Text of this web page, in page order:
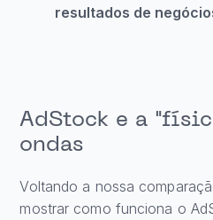
resultados de
AdStock e a
ondas
Voltando a nossa
mostrar como funciona o